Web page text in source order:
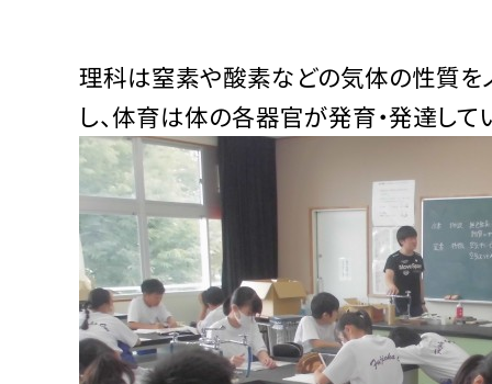
理科は窒素や酸素などの気体の性質を
し、体育は体の各器官が発育・発達して